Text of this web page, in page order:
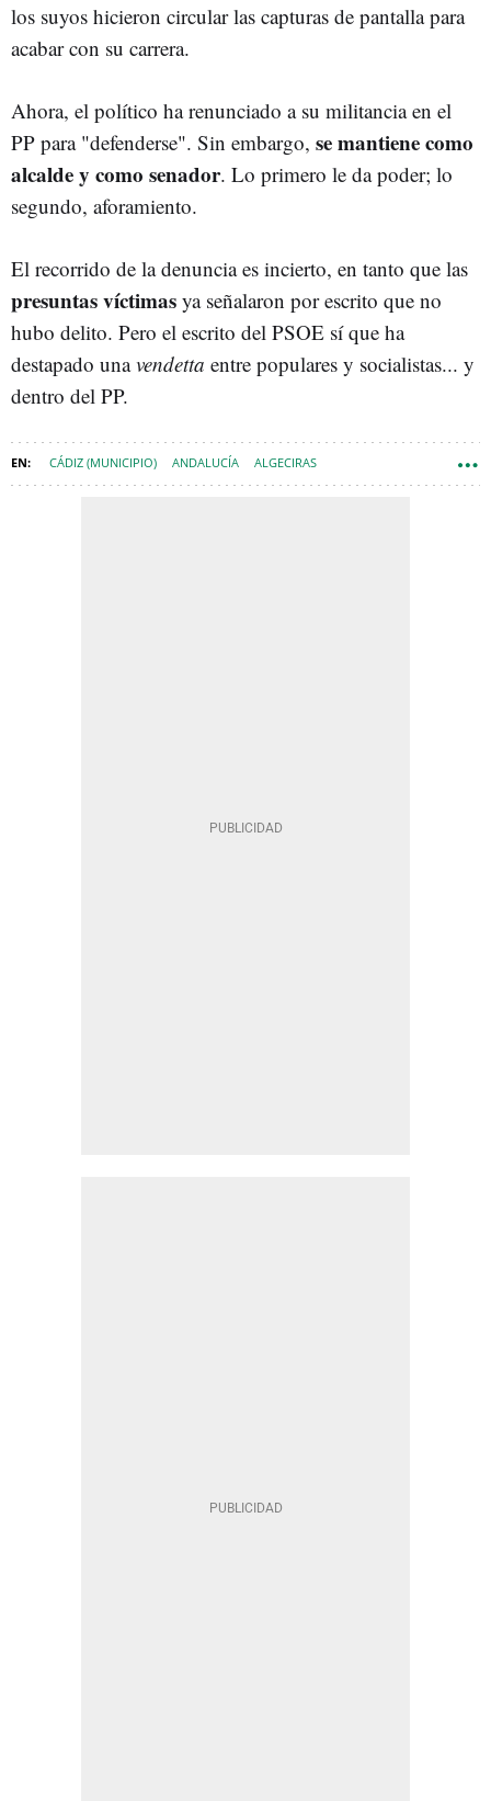
los suyos hicieron circular las capturas de pantalla para
acabar con su carrera.
Ahora, el político ha renunciado a su militancia en el
PP para "defenderse". Sin embargo, se mantiene como
alcalde y como senador. Lo primero le da poder; lo
segundo, aforamiento.
El recorrido de la denuncia es incierto, en tanto que las
presuntas víctimas ya señalaron por escrito que no
hubo delito. Pero el escrito del PSOE sí que ha
destapado unavendetta entre populares y socialistas... y
dentro del PP.
CÁDIZ (MUNICIPIO) ANDALUCÍA ALGECIRAS